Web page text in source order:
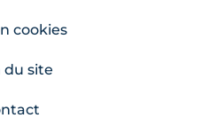
cookies
du site